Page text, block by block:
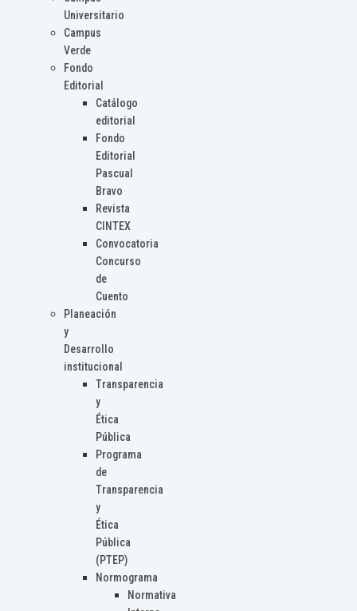
Universitario
Campus
Verde
Fondo
Editorial
Catálogo
editorial
Fondo
Editorial
Pascual
Bravo
Revista
CINTEX
Convocatoria
Concurso
de
Cuento
Planeación
y
Desarrollo
institucional
Transparencia
y
Ética
Pública
Programa
de
Transparencia
y
Ética
Pública
(PTEP)
Normograma
Normativa